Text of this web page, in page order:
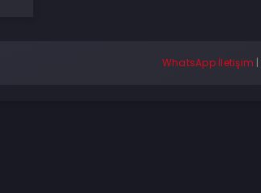
WhatsApp İletişim |